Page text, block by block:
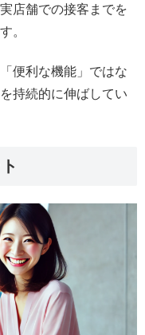
店舗での接客までを
。
便利な機能」ではな
持続的に伸ばしてい